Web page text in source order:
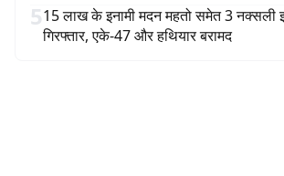
515 लाख के इनामी मदन महतो समेत 3 नक्सली
गिरफ्तार, एके-47 और हथियार बरामद